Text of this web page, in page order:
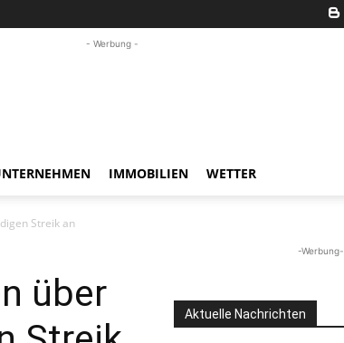
- Werbung -
IMMOBILIEN WETTER
Streik an
über
-Werbung-
Aktuelle Nachrichten